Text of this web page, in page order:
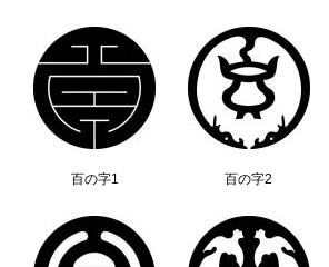
百の字1 百の字2